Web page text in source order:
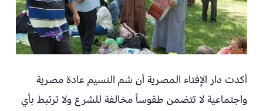
أكدت دار الإفتاء المصرية أن شم النسيم عادة مصرية
واجتماعية لا تتضمن طقوساً مخالفة للشرع ولا ترتبط بأي